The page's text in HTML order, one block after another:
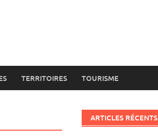
TERRITOIRES TOURISME
ARTICLES RÉCENTS